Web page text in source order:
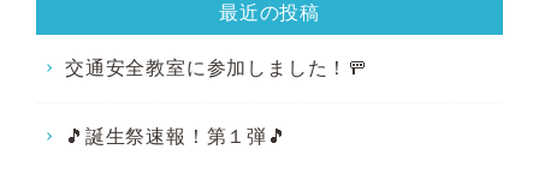
最近の投稿
交通安全教室に参加しました！🚥
🎵誕生祭速報！第１弾🎵